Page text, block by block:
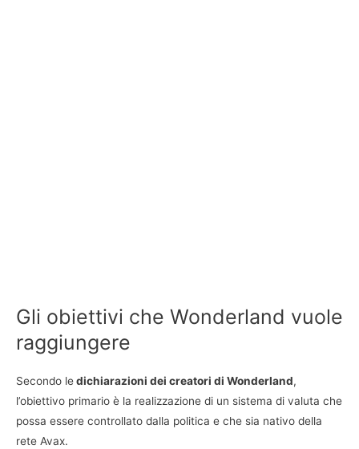
Gli obiettivi che Wonderland vuole
raggiungere
Secondo ledichiarazioni dei creatori di Wonderland,
l’obiettivo primario è la realizzazione di un sistema di valuta che
possa essere controllato dalla politica e che sia nativo della
rete Avax.